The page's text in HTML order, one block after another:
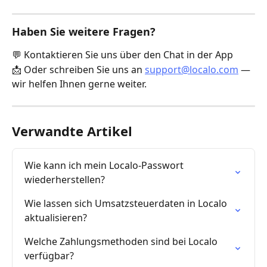
Haben Sie weitere Fragen?
💬 Kontaktieren Sie uns über den Chat in der App
📩 Oder schreiben Sie uns an support@localo.com —
wir helfen Ihnen gerne weiter.
Verwandte Artikel
Wie kann ich mein Localo-Passwort
wiederherstellen?
Wie lassen sich Umsatzsteuerdaten in Localo
aktualisieren?
Welche Zahlungsmethoden sind bei Localo
verfügbar?